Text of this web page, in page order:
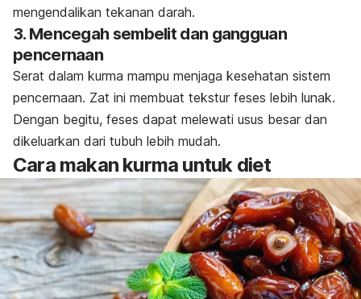
mengendalikan tekanan darah.
3. Mencegah sembelit dan gangguan
pencernaan
Serat dalam kurma mampu menjaga kesehatan sistem
pencernaan. Zat ini membuat tekstur feses lebih lunak.
Dengan begitu, feses dapat melewati usus besar dan
dikeluarkan dari tubuh lebih mudah.
Cara makan kurma untuk diet